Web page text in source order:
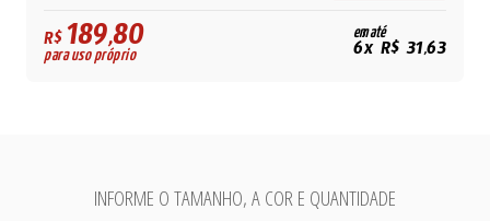
R$189,80
para uso próprio
em até
6x R$ 31,63
INFORME O TAMANHO, A COR E QUANTIDADE